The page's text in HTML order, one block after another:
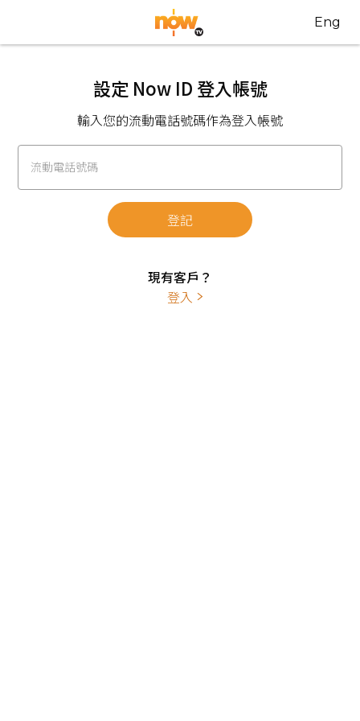
Eng
設定 Now ID 登入帳號
輸入您的流動電話號碼作為登入帳號
流動電話號碼
登記
現有客戶？
登入